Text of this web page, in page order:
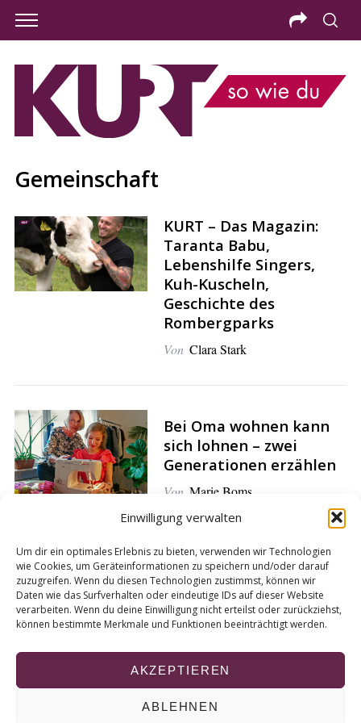
Einwilligung verwalten
Um dir ein optimales Erlebnis zu bieten, verwenden wir Technologien
wie Cookies, um Geräteinformationen zu speichern und/oder darauf
zuzugreifen. Wenn du diesen Technologien zustimmst, können wir
Daten wie das Surfverhalten oder eindeutige IDs auf dieser Website
verarbeiten. Wenn du deine Einwilligung nicht erteilst oder zurückziehst,
können bestimmte Merkmale und Funktionen beeinträchtigt werden.
AKZEPTIEREN
ABLEHNEN
Gemeinschaft
KURT – Das Magazin:
Taranta Babu,
Lebenshilfe Singers,
Kuh-Kuscheln,
Geschichte des
Rombergparks
Von Clara Stark
Bei Oma wohnen kann
sich lohnen – zwei
Generationen erzählen
Von Marie Boms
Faszination Brettspiele
– Hat es sich
ausgespielt?
Mercedes Gonzalez Grote
a
c
h
f
o
r